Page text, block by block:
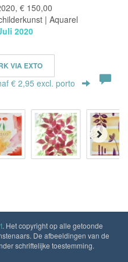
€ 150,00
| Aquarel
2020
VIA EXTO
€ 2,95 excl. porto
. Het copyright op alle getoonde
De afbeeldingen van de
schriftelijke toestemming.